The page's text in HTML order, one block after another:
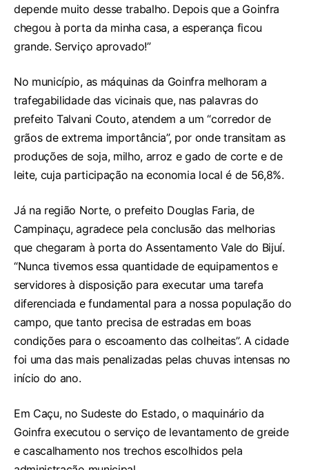
depende muito desse trabalho. Depois que a Goinfra
chegou à porta da minha casa, a esperança ficou
grande. Serviço aprovado!”
No município, as máquinas da Goinfra melhoram a
trafegabilidade das vicinais que, nas palavras do
prefeito Talvani Couto, atendem a um “corredor de
grãos de extrema importância”, por onde transitam as
produções de soja, milho, arroz e gado de corte e de
leite, cuja participação na economia local é de 56,8%.
Já na região Norte, o prefeito Douglas Faria, de
Campinaçu, agradece pela conclusão das melhorias
que chegaram à porta do Assentamento Vale do Bijuí.
“Nunca tivemos essa quantidade de equipamentos e
servidores à disposição para executar uma tarefa
diferenciada e fundamental para a nossa população do
campo, que tanto precisa de estradas em boas
condições para o escoamento das colheitas”. A cidade
foi uma das mais penalizadas pelas chuvas intensas no
início do ano.
Em Caçu, no Sudeste do Estado, o maquinário da
Goinfra executou o serviço de levantamento de greide
e cascalhamento nos trechos escolhidos pela